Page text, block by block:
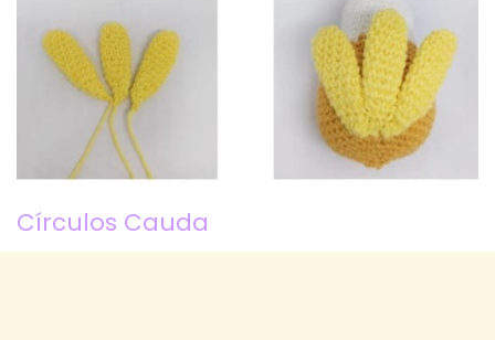
Círculos Cauda